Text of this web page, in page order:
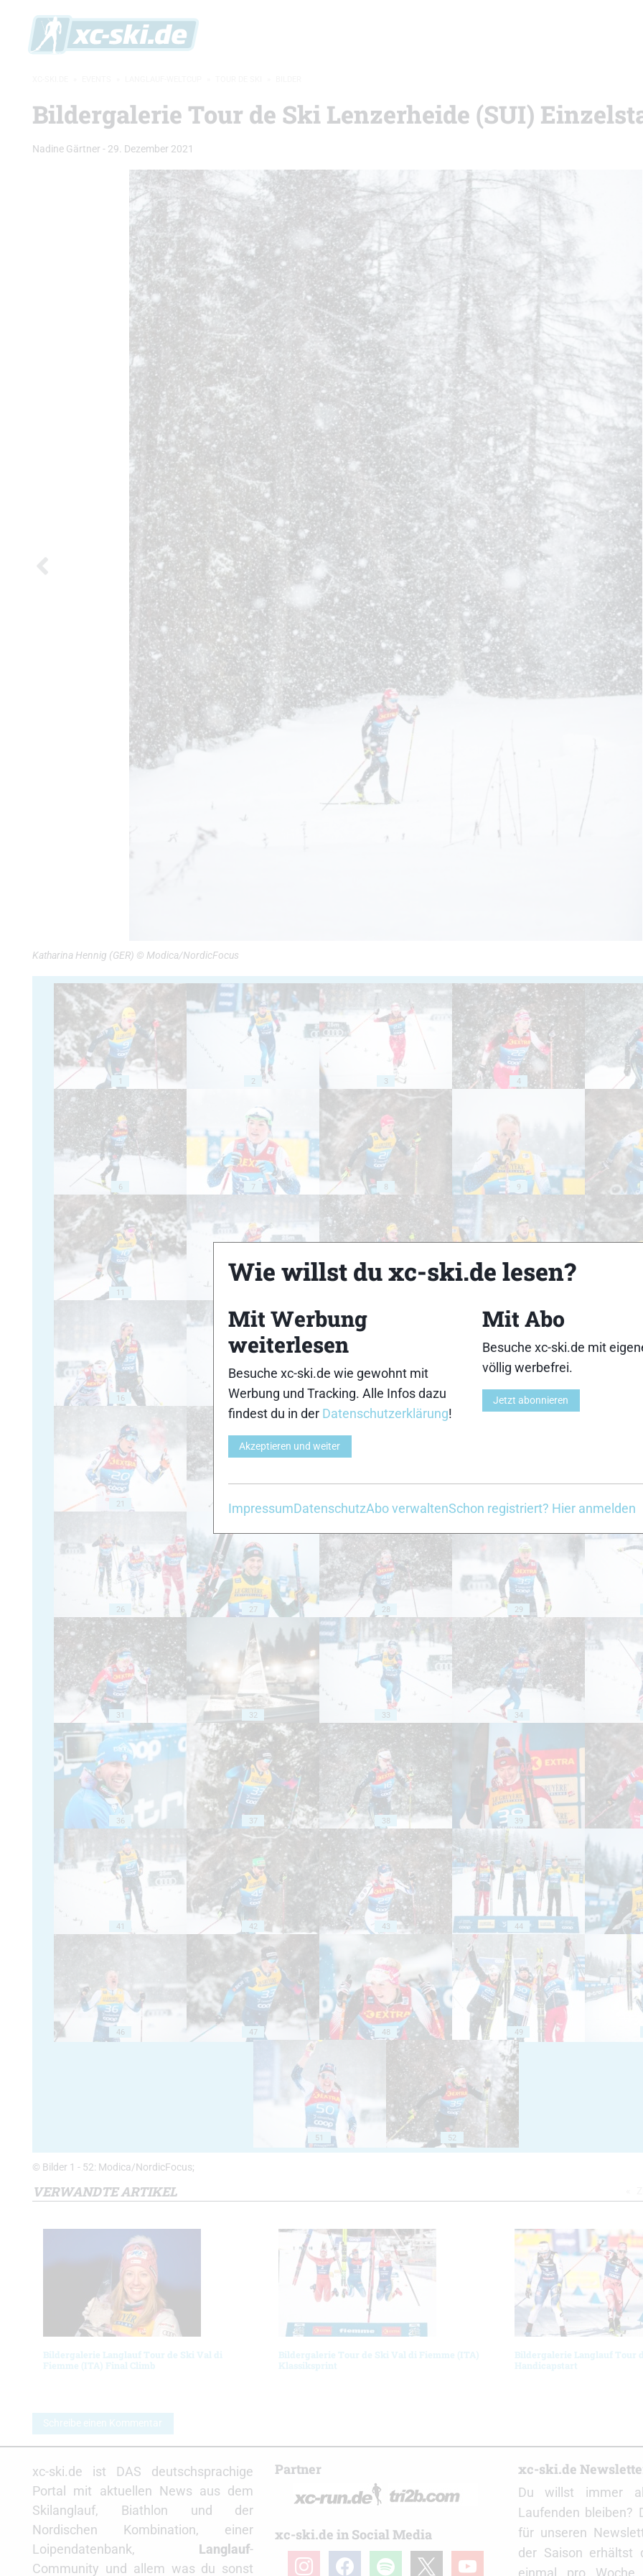
Bildergalerie Tour de Ski Lenzerheide (SUI)
Nadine Gärtner - 29. Dezember 2021
Katharina Hennig (GER) © Modica/NordicFocus
1 2 3 4
6 7 8 9
11
16 17 18 19
21 24
26 27 28 29
31 32 33 34
36 37 38 39
41 42 43 44
46 47 48 49
51 52
© Bilder 1 - 52: Modica/NordicFocus;
VERWANDTE ARTIKEL
Bildergalerie Langlauf Tour de Ski Val di
Fiemme (ITA) Final Climb
Bildergalerie Tour de Ski Val di Fiemme (ITA)
Klassiksprint
Bildergalerie Langlauf Tour
Handicapstart
Schreibe einen Kommentar
xc-ski.de ist DAS deutschsprachige
Portal mit aktuellen News aus dem
Skilanglauf, Biathlon und der
Nordischen Kombination, einer
Loipendatenbank, Langlauf-
Community und allem was du sonst
Partner
xc-ski.de in Social Media
instagramfacebookspotify youtube
xc-ski.de
Du willst immer
Laufenden bleiben?
für unseren
der Saison erhältst
einmal pro Woche
Wie willst du xc-ski.de lesen?
Mit Werbung
weiterlesen
Besuche xc-ski.de wie gewohnt mit
Werbung und Tracking. Alle Infos dazu
findest du in der Datenschutzerklärung!
Akzeptieren und weiter
Mit Abo
Besuche xc-ski.de mit
völlig werbefrei.
Jetzt abonnieren
ImpressumDatenschutzAbo verwaltenSchon registriert? Hier anmelden